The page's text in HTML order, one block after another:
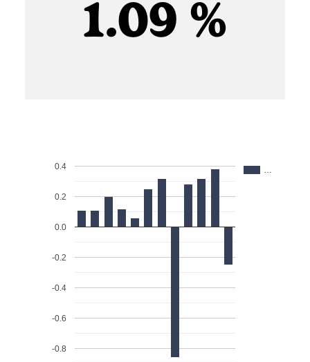
1.09 %
…
-0.8
-0.6
-0.4
-0.2
0.0
0.2
0.4